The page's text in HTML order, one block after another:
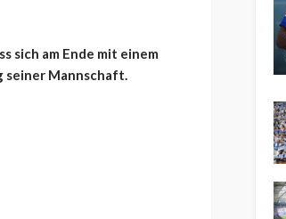
sich am Ende mit einem
seiner Mannschaft.